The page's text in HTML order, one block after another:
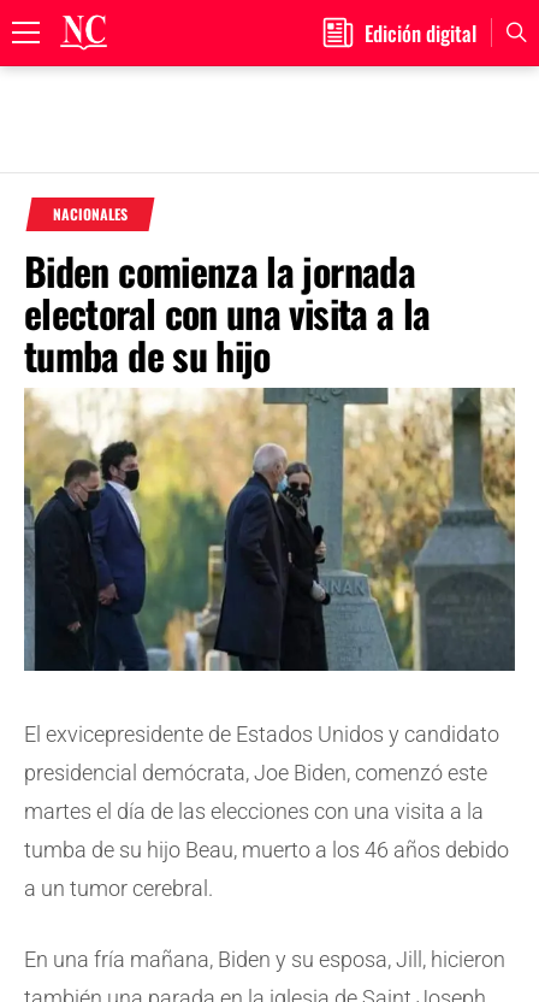
content
Edición digital
NACIONALES
Biden comienza la jornada
electoral con una visita a la
tumba de su hijo
El exvicepresidente de Estados Unidos y candidato
presidencial demócrata, Joe Biden, comenzó este
martes el día de las elecciones con una visita a la
tumba de su hijo Beau, muerto a los 46 años debido
a un tumor cerebral.
En una fría mañana, Biden y su esposa, Jill, hicieron